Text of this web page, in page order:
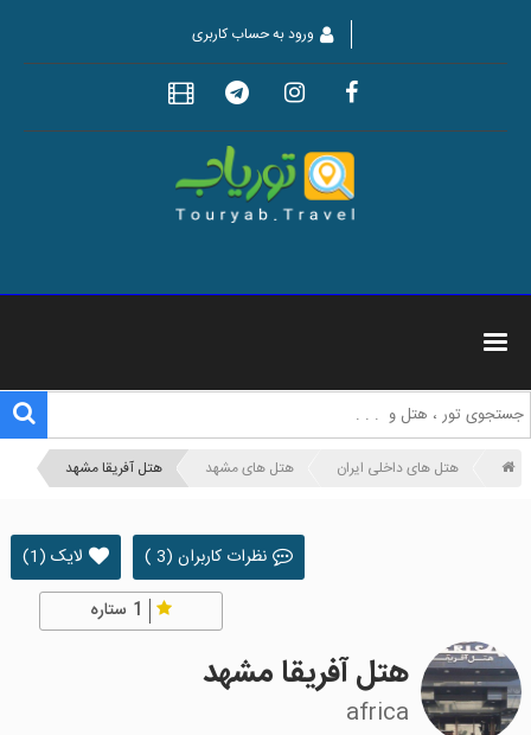
ورود به حساب کاربری
هتل های داخلی ایران هتل های مشهد هتل آفریقا مشهد
لایک (1)
نظرات کاربران (3 )
1 ستاره
هتل آفریقا مشهد
africa